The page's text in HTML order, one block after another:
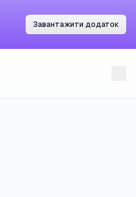
Завантажити додаток
Завантажити додаток